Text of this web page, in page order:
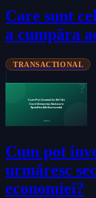
Care sunt
a cumpăra
TRANSACTIONAL
Cum pot
urmăresc
economiei?